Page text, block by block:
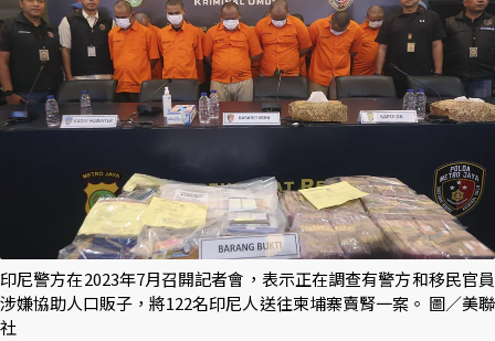
印尼警方在2023年7月召開記者會，表示正在調查有警方和移民官員
涉嫌協助人口販子，將122名印尼人送往柬埔寨賣腎一案。 圖／美聯
社